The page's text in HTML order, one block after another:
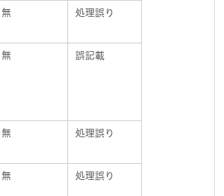
無 処理誤り
無 誤記載
無 処理誤り
無 処理誤り